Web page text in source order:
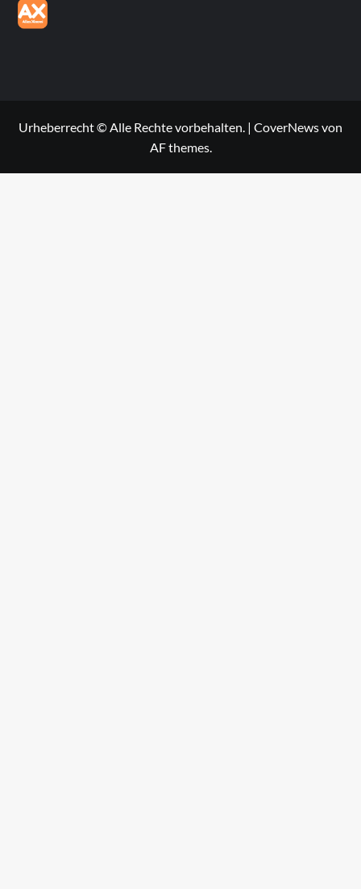
Urheberrecht © Alle Rechte vorbehalten. | CoverNewsvon
AF themes.